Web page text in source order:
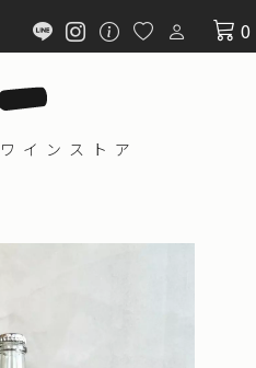
0
ワインストア